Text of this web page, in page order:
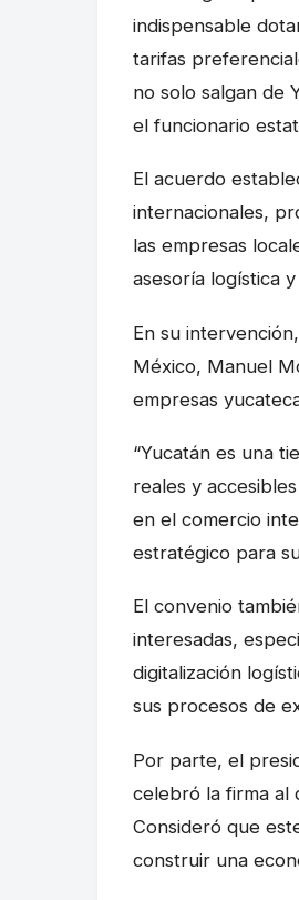
indispensable
tarifas
no solo salgan de
el funcionario
El acuerdo
internacionales,
las empresas
asesoría logística
En su
México, Manuel
empresas
“Yucatán es una
reales y
en el comercio
estratégico para
El convenio
interesadas,
digitalización
sus procesos de
Por parte, el
celebró la firma al
Consideró que
construir una